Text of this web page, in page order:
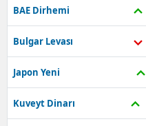
BAE Dirhemi
Bulgar Levası
Japon Yeni
Kuveyt Dinarı